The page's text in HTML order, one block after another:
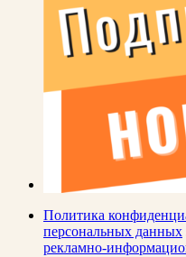
Политика
персональных данных
рекламно-